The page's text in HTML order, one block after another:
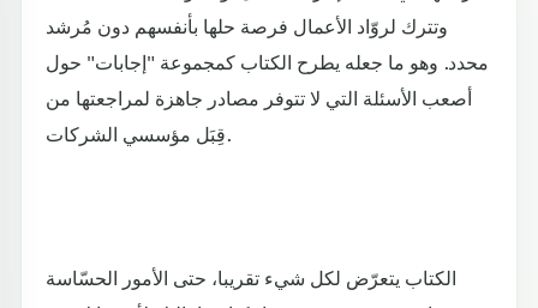
وتترك لروّاد الأعمال فرصة حلها بأنفسهم دون مُرشد
محدد. وهو ما جعله يطرح الكتاب كمجموعة "إجابات" حول
أصعب الأسئلة التي لا تتوفر مصادر جاهزة لمراجعتها من
قِبَل مؤسسي الشركات.
الكتاب يتعرّض لكل شيء تقريبا، حتى الأمور الحسّاسة